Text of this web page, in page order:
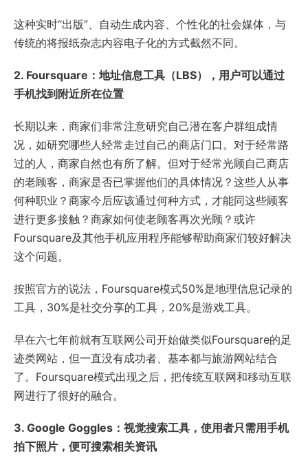
这种实时“出版”、自动生成内容、个性化的社会媒体，与
传统的将报纸杂志内容电子化的方式截然不同。
2. Foursquare：地址信息工具（LBS），用户可以通过
手机找到附近所在位置
长期以来，商家们非常注意研究自己潜在客户群组成情
况，如研究哪些人经常走过自己的商店门口。对于经常路
过的人，商家自然也有所了解。但对于经常光顾自己商店
的老顾客，商家是否已掌握他们的具体情况？这些人从事
何种职业？商家今后应该通过何种方式，才能同这些顾客
进行更多接触？商家如何使老顾客再次光顾？或许
Foursquare及其他手机应用程序能够帮助商家们较好解决
这个问题。
按照官方的说法，Foursquare模式50%是地理信息记录的
工具，30%是社交分享的工具，20%是游戏工具。
早在六七年前就有互联网公司开始做类似Foursquare的足
迹类网站，但一直没有成功者、基本都与旅游网站结合
了。Foursquare模式出现之后，把传统互联网和移动互联
网进行了很好的融合。
3. Google Goggles：视觉搜索工具，使用者只需用手机
拍下照片，便可搜索相关资讯